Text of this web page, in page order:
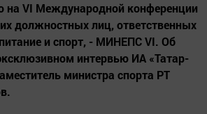
на VI Международной конференции
должностных лиц, ответственных
и спорт, - МИНЕПС VI. Об
интервью ИА «Татар-
министра спорта РТ